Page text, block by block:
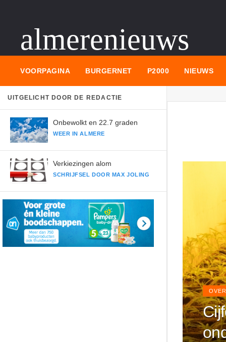
almerenieuws
VOORPAGINA BURGERNET P2000 NIEUWS
UITGELICHT DOOR DE REDACTIE
Onbewolkt en 22.7 graden
WEER IN ALMERE
Verkiezingen alom
SCHRIJFSEL DOOR MAX JOLING